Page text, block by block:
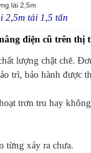
2,5m tải 1,5 tấn
điện cũ trên thị
lượng chặt chẽ.
trì, bảo hành được
trơn tru hay
từng xảy ra chưa.